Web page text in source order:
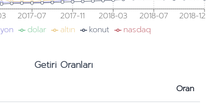
2017-07 2017-11 2018-03 2018-07 2018-12
dolar altın konut nasdaq
Getiri Oranları
Oran